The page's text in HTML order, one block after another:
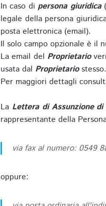
In caso dipersona giuridica
legale della persona
posta elettronica (email).
Il solo campo opzionale è il
La email del Proprietario
usata dal Proprietariostesso.
Per maggiori dettagli
La Lettera di Assunzione
rappresentante della
via fax al numero: 0549
oppure: